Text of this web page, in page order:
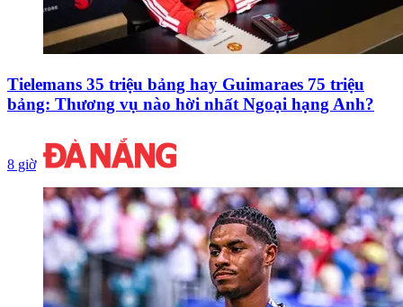
Tielemans 35 triệu bảng hay Guimaraes 75 triệu
bảng: Thương vụ nào hời nhất Ngoại hạng Anh?
8 giờ